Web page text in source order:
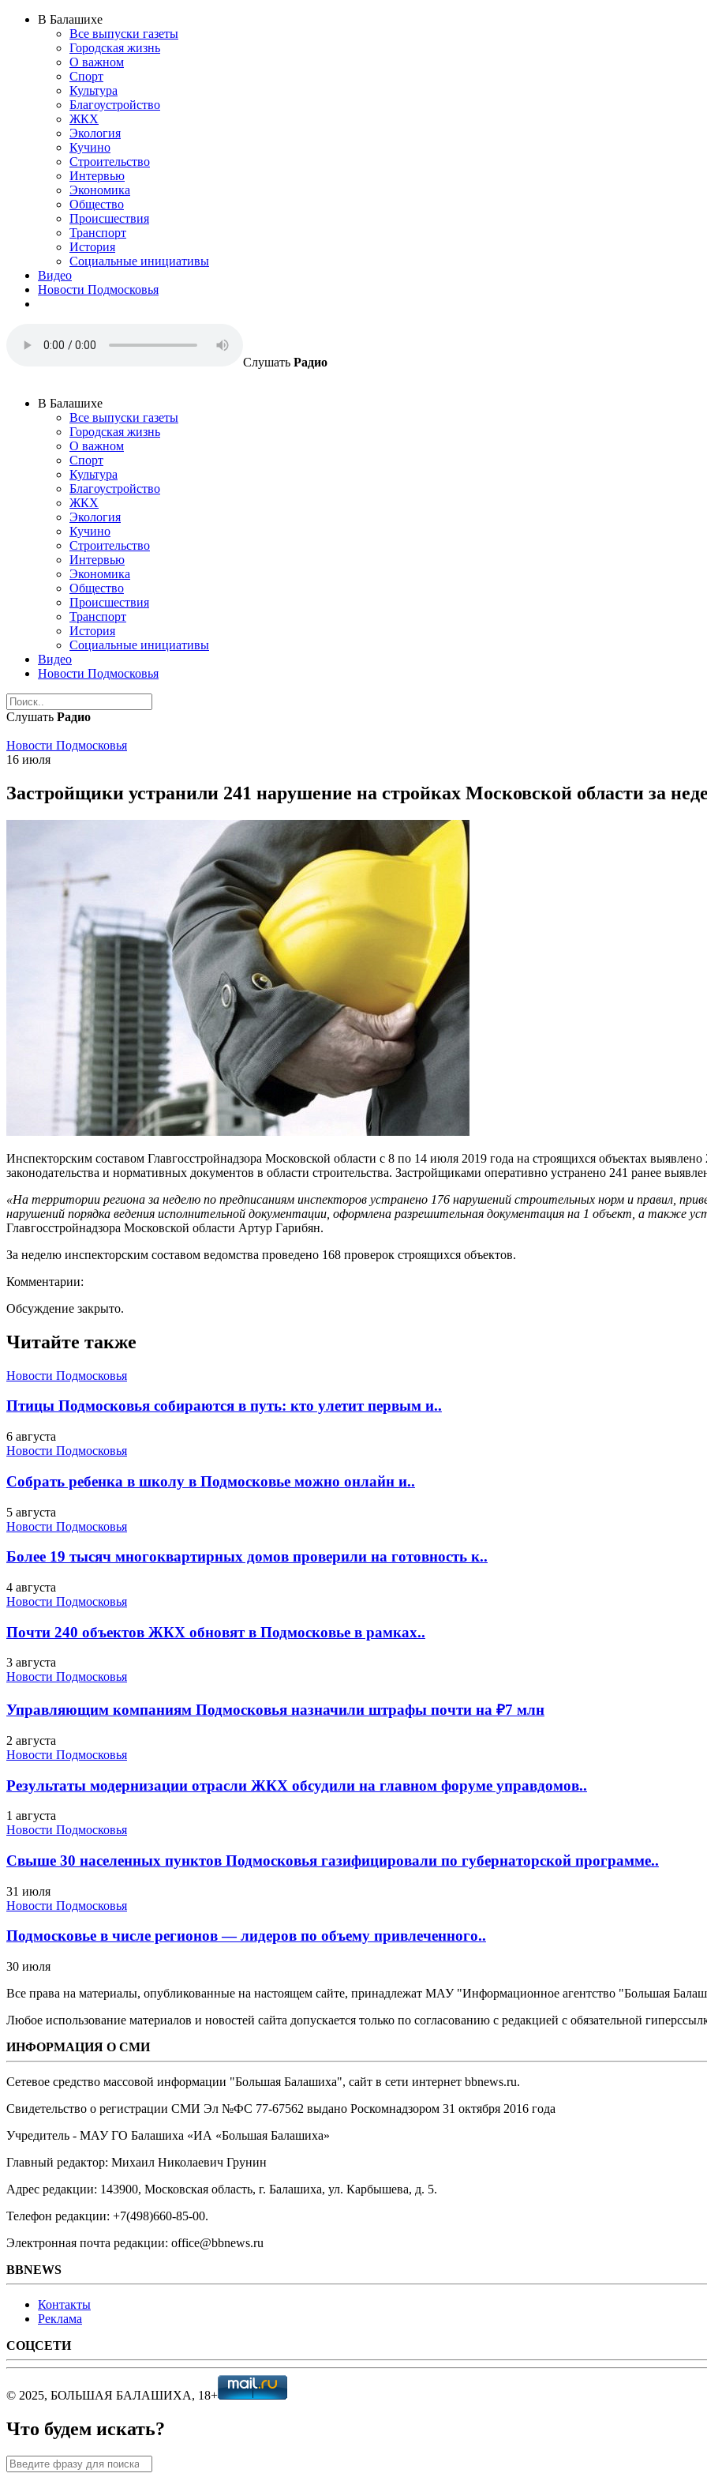
В Балашихе
Все выпуски газеты
Городская жизнь
О важном
Спорт
Культура
Благоустройство
ЖКХ
Экология
Кучино
Строительство
Интервью
Экономика
Общество
Происшествия
Транспорт
История
Социальные инициативы
Видео
Новости Подмосковья
Слушать Радио
В Балашихе
Все выпуски газеты
Городская жизнь
О важном
Спорт
Культура
Благоустройство
ЖКХ
Экология
Кучино
Строительство
Интервью
Экономика
Общество
Происшествия
Транспорт
История
Социальные инициативы
Видео
Новости Подмосковья
Слушать Радио
Новости Подмосковья
16 июля
Застройщики устранили 241 нарушение на стройках Московской области за
Инспекторским составом Главгосстройнадзора Московской области с 8 по 14 июля 2019 года на строящихся объектах
законодательства и нормативных документов в области строительства. Застройщиками оперативно устранено 241 ранее
«На территории региона за неделю по предписаниям инспекторов устранено 176 нарушений строительных норм и правил,
нарушений порядка ведения исполнительной документации, оформлена разрешительная документация на 1 объект, а также
Главгосстройнадзора Московской области Артур Гарибян.
За неделю инспекторским составом ведомства проведено 168 проверок строящихся объектов.
Комментарии:
Обсуждение закрыто.
Читайте также
Новости Подмосковья
Птицы Подмосковья собираются в путь: кто улетит первым и..
6 августа
Новости Подмосковья
Собрать ребенка в школу в Подмосковье можно онлайн и..
5 августа
Новости Подмосковья
Более 19 тысяч многоквартирных домов проверили на готовность к..
4 августа
Новости Подмосковья
Почти 240 объектов ЖКХ обновят в Подмосковье в рамках..
3 августа
Новости Подмосковья
Управляющим компаниям Подмосковья назначили штрафы почти на ₽7 млн
2 августа
Новости Подмосковья
Результаты модернизации отрасли ЖКХ обсудили на главном форуме управдомов..
1 августа
Новости Подмосковья
Свыше 30 населенных пунктов Подмосковья газифицировали по губернаторской программе..
31 июля
Новости Подмосковья
Подмосковье в числе регионов — лидеров по объему привлеченного..
30 июля
Все права на материалы, опубликованные на настоящем сайте, принадлежат МАУ "Информационное агентство "Большая
Любое использование материалов и новостей сайта допускается только по согласованию с редакцией с обязательной
ИНФОРМАЦИЯ О СМИ
Сетевое средство массовой информации "Большая Балашиха", сайт в сети интернет bbnews.ru.
Свидетельство о регистрации СМИ Эл №ФС ‎77-67562 выдано Роскомнадзором 31 октября 2016 года
Учредитель - МАУ ГО Балашиха «ИА «Большая Балашиха»
Главный редактор: Михаил Николаевич Грунин
Адрес редакции: 143900, Московская область, г. Балашиха, ул. Карбышева, д. 5.
Телефон редакции: +7(498)660-85-00.
Электронная почта редакции: office@bbnews.ru
BBNEWS
Контакты
Реклама
СОЦСЕТИ
© 2025, БОЛЬШАЯ БАЛАШИХА, 18+
Что будем искать?